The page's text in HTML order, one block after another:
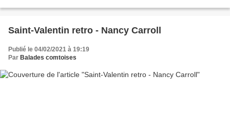
Saint-Valentin retro - Nancy Carroll
Publié le 04/02/2021 à 19:19
Par Balades comtoises